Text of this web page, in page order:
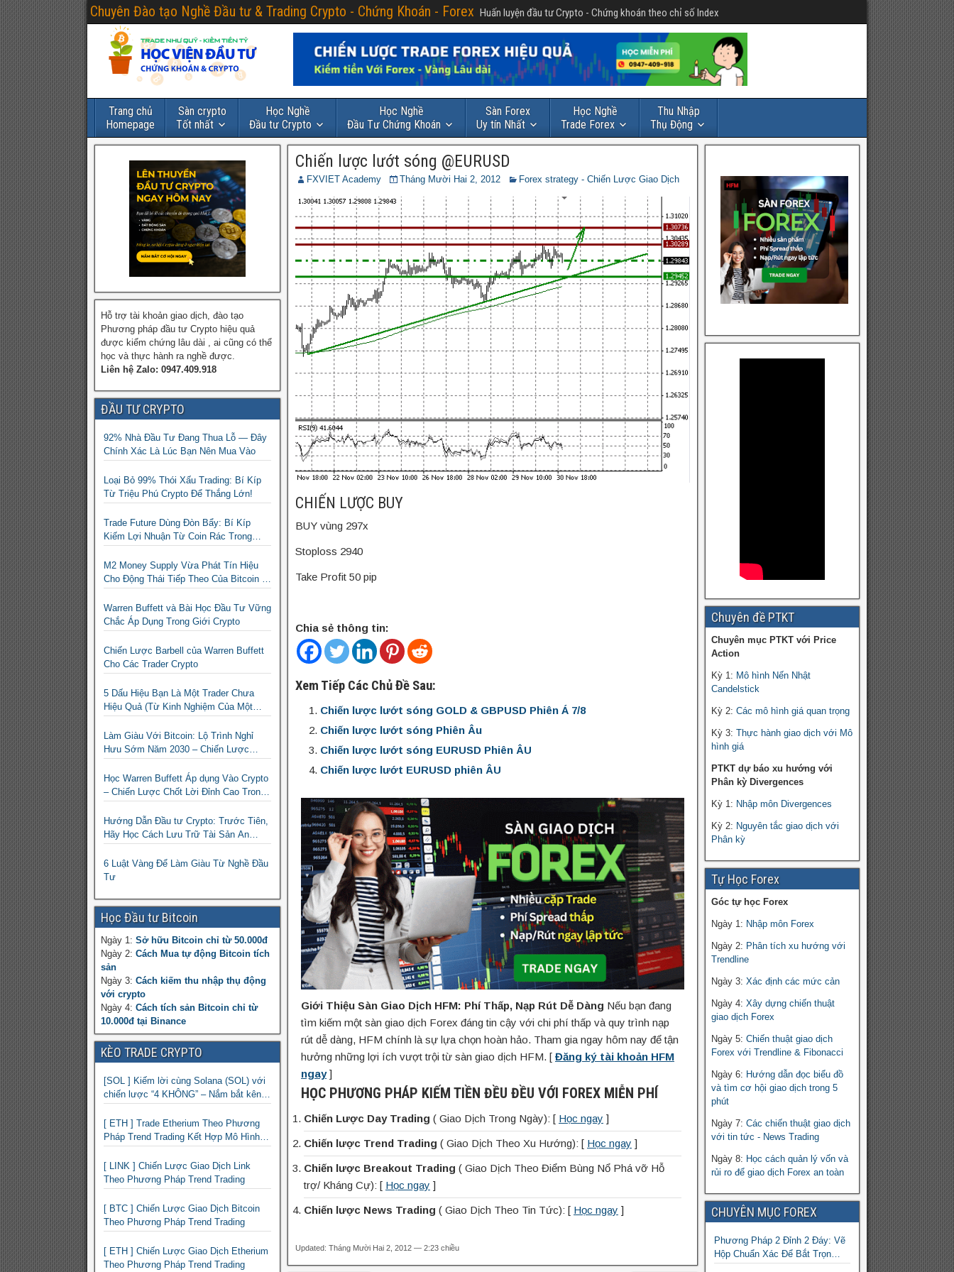
Chuyên Đào tạo Nghề Đầu tư & Trading Crypto - Chứng Khoán - Forex Huấn luyện đầu tư Crypto - Chứng khoán theo chỉ số Index
Trang chủ
Homepage
Sàn crypto
Tốt nhất
Học Nghề
Đầu tư Crypto
Học Nghề
Đầu Tư Chứng Khoán
Sàn Forex
Uy tín Nhất
Học Nghề
Trade Forex
Thu Nhập
Thụ Động
Chiến lược lướt sóng @EURUSD
FXVIET Academy Tháng Mười Hai 2, 2012 Forex strategy - Chiến Lược Giao Dịch
CHIẾN LƯỢC BUY
BUY vùng 297x
Stoploss 2940
Take Profit 50 pip
Chia sẻ thông tin:
Xem Tiếp Các Chủ Đề Sau:
Chiến lược lướt sóng GOLD & GBPUSD Phiên Á 7/8
Chiến lược lướt sóng Phiên Âu
Chiến lược lướt sóng EURUSD Phiên ÂU
Chiến lược lướt EURUSD phiên ÂU
Giới Thiệu Sàn Giao Dịch HFM: Phí Thấp, Nạp Rút Dễ Dàng Nếu bạn đang
tìm kiếm một sàn giao dịch Forex đáng tin cậy với chi phí thấp và quy trình nạp
rút dễ dàng, HFM chính là sự lựa chọn hoàn hảo. Tham gia ngay hôm nay để tận
hưởng những lợi ích vượt trội từ sàn giao dịch HFM. [ Đăng ký tài khoản HFM
ngay]
HỌC PHƯƠNG PHÁP KIẾM TIỀN ĐỀU ĐỀU VỚI FOREX MIỄN PHÍ
Chiến Lược Day Trading ( Giao Dịch Trong Ngày): [ Học ngay ]
Chiến lược Trend Trading ( Giao Dịch Theo Xu Hướng): [ Học ngay ]
Chiến lược Breakout Trading ( Giao Dịch Theo Điểm Bùng Nổ Phá vỡ Hỗ
trợ/ Kháng Cự): [ Học ngay ]
Chiến lược News Trading ( Giao Dịch Theo Tin Tức): [ Học ngay ]
Updated: Tháng Mười Hai 2, 2012 — 2:23 chiều
Hỗ trợ tài khoản giao dịch, đào tạo
Phương pháp đầu tư Crypto hiệu quả
được kiểm chứng lâu dài , ai cũng có thể
học và thực hành ra nghề được.
Liên hệ Zalo: 0947.409.918
ĐẦU TƯ CRYPTO
92% Nhà Đầu Tư Đang Thua Lỗ — Đây
Chính Xác Là Lúc Bạn Nên Mua Vào
Loại Bỏ 99% Thói Xấu Trading: Bí Kíp
Từ Triệu Phú Crypto Để Thắng Lớn!
Trade Future Dùng Đòn Bẩy: Bí Kíp
Kiếm Lợi Nhuận Từ Coin Rác Trong
Khống
M2 Money Supply Vừa Phát Tín Hiệu
Cho Động Thái Tiếp Theo Của Bitcoin —
Warren Buffett và Bài Học Đầu Tư Vững
Chắc Áp Dụng Trong Giới Crypto
Chiến Lược Barbell của Warren Buffett
Cho Các Trader Crypto
5 Dấu Hiệu Bạn Là Một Trader Chưa
Hiệu Quả (Từ Kinh Nghiệm Của Một
Làm Giàu Với Bitcoin: Lộ Trình Nghỉ
Hưu Sớm Năm 2030 – Chiến Lược
Học Warren Buffett Áp dụng Vào Crypto
– Chiến Lược Chốt Lời Đỉnh Cao Trong
Hướng Dẫn Đầu tư Crypto: Trước Tiên,
Hãy Học Cách Lưu Trữ Tài Sản An
6 Luật Vàng Để Làm Giàu Từ Nghề Đầu
Tư
Học Đầu tư Bitcoin
Ngày 1: Sở hữu Bitcoin chỉ từ 50.000đ
Ngày 2: Cách Mua tự động Bitcoin tích
sản
Ngày 3: Cách kiếm thu nhập thụ động
với crypto
Ngày 4: Cách tích sản Bitcoin chỉ từ
10.000đ tại Binance
KÈO TRADE CRYPTO
[SOL ] Kiếm lời cùng Solana (SOL) với
chiến lược “4 KHÔNG” – Nắm bắt kênh
[ ETH ] Trade Etherium Theo Phương
Pháp Trend Trading Kết Hợp Mô Hình
[ LINK ] Chiến Lược Giao Dịch Link
Theo Phương Pháp Trend Trading
[ BTC ] Chiến Lược Giao Dịch Bitcoin
Theo Phương Pháp Trend Trading
[ ETH ] Chiến Lược Giao Dịch Etherium
Theo Phương Pháp Trend Trading
Chuyên đề PTKT
Chuyên mục PTKT với Price
Action
Kỳ 1: Mô hình Nến Nhật
Candelstick
Kỳ 2: Các mô hình giá quan trọng
Kỳ 3: Thực hành giao dịch với Mô
hình giá
PTKT dự báo xu hướng với
Phân kỳ Divergences
Kỳ 1: Nhập môn Divergences
Kỳ 2: Nguyên tắc giao dịch với
Phân kỳ
Tự Học Forex
Góc tự học Forex
Ngày 1: Nhập môn Forex
Ngày 2: Phân tích xu hướng với
Trendline
Ngày 3: Xác định các mức cản
Ngày 4: Xây dựng chiến thuật
giao dịch Forex
Ngày 5: Chiến thuật giao dịch
Forex với Trendline & Fibonacci
Ngày 6: Hướng dẫn đọc biểu đồ
và tìm cơ hội giao dịch trong 5
phút
Ngày 7: Các chiến thuật giao dịch
với tin tức - News Trading
Ngày 8: Học cách quản lý vốn và
rủi ro để giao dịch Forex an toàn
CHUYÊN MỤC FOREX
Phương Pháp 2 Đỉnh 2 Đáy: Vẽ
Hộp Chuẩn Xác Để Bắt Trọn